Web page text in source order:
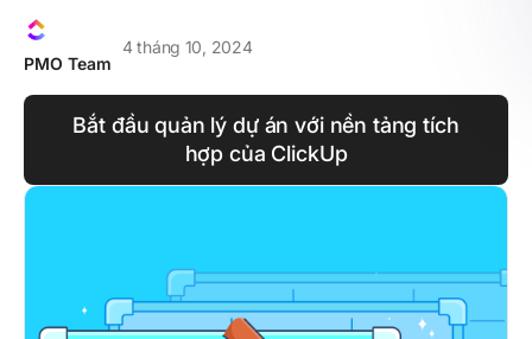
PMO Team
4 tháng 10, 2024
Bắt đầu quản lý dự án với nền tảng tích
hợp của ClickUp